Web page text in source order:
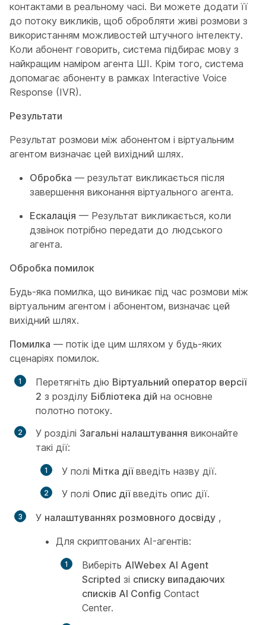
контактами в реальному часі. Ви можете додати її
до потоку викликів, щоб обробляти живі розмови з
використанням можливостей штучного інтелекту.
Коли абонент говорить, система підбирає мову з
найкращим наміром агента ШІ. Крім того, система
допомагає абоненту в рамках Interactive Voice
Response (IVR).
Результати
Результат розмови між абонентом і віртуальним
агентом визначає цей вихідний шлях.
Обробка — результат викликається після
завершення виконання віртуального агента.
Ескалація — Результат викликається, коли
дзвінок потрібно передати до людського
агента.
Обробка помилок
Будь-яка помилка, що виникає під час розмови між
віртуальним агентом і абонентом, визначає цей
вихідний шлях.
Помилка — потік іде цим шляхом у будь-яких
сценаріях помилок.
Перетягніть дію Віртуальний оператор версії
2 з розділу Бібліотека дій на основне
полотно потоку.
У розділі Загальні налаштування виконайте
такі дії:
У полі Мітка діївведіть назву дії.
У полі Опис діївведіть опис дії.
У налаштуваннях розмовного досвіду ,
Для скриптованих AI-агентів:
Виберіть AIWebex AI Agent
Scripted зі списку випадаючих
списків AI Config Contact
Center.